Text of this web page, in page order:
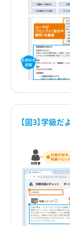
【図3】学級